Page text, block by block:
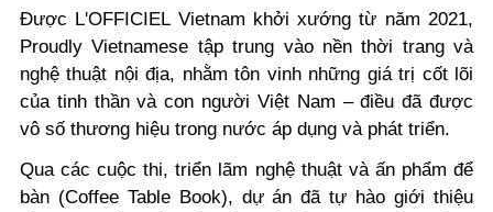
Được L'OFFICIEL Vietnam khởi xướng từ năm 2021,
Proudly Vietnamese tập trung vào nền thời trang và
nghệ thuật nội địa, nhằm tôn vinh những giá trị cốt lõi
của tinh thần và con người Việt Nam – điều đã được
vô số thương hiệu trong nước áp dụng và phát triển.
Qua các cuộc thi, triển lãm nghệ thuật và ấn phẩm để
bàn (Coffee Table Book), dự án đã tự hào giới thiệu